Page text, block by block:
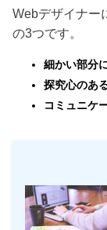
Webデザイナー
の3つです。
細かい部分
探究心のあ
コミュニケ